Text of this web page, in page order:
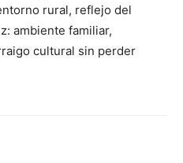
rural, reflejo del
ambiente familiar,
cultural sin perder